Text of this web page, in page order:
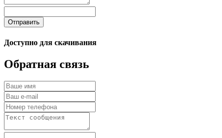
Отправить
Доступно для скачивания
Обратная связь